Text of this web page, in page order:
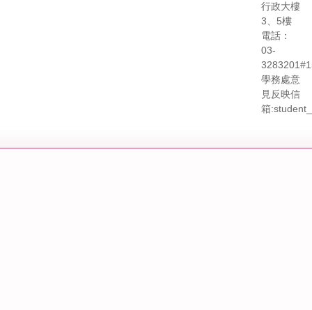
行政大樓
3、5樓
電話：
03-
學務處意
見反映信
箱